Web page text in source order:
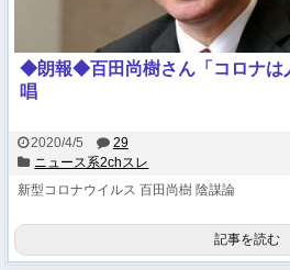
◆朗報◆百田尚樹さん「コロナは
唱
2020/4/5
29
ニュース系2chスレ
新型コロナウイルス 百田尚樹 陰謀論
記事を読む